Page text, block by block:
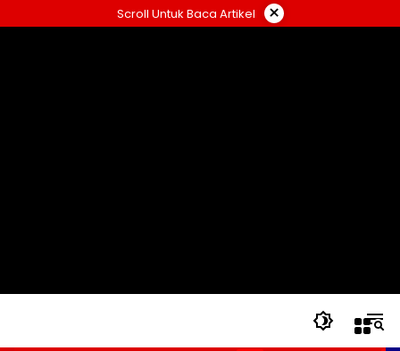
ke
Scroll Untuk Baca Artikel ×